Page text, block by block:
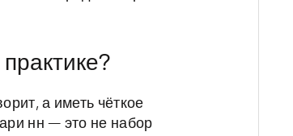
а иметь чёткое
нн — это не набор